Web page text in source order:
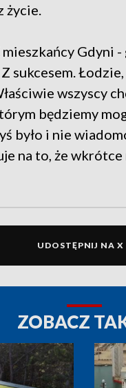
Gdyni
sukcesem.
wszyscy
będziemy
było i nie
na to, że
UDOSTĘPNIJ NA X
ZOBACZ